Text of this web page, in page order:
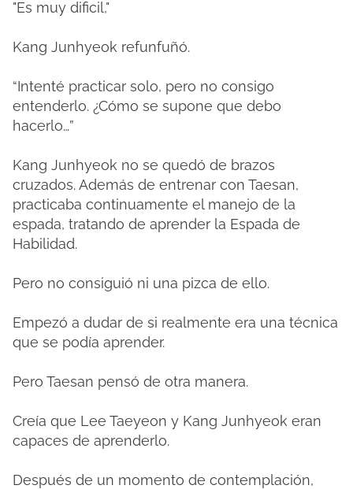
"Es muy dificil,"
Kang Junhyeok refunfuñó.
“Intenté practicar solo, pero no consigo
entenderlo. ¿Cómo se supone que debo
hacerlo…”
Kang Junhyeok no se quedó de brazos
cruzados. Además de entrenar con Taesan,
practicaba continuamente el manejo de la
espada, tratando de aprender la Espada de
Habilidad.
Pero no consiguió ni una pizca de ello.
Empezó a dudar de si realmente era una técnica
que se podía aprender.
Pero Taesan pensó de otra manera.
Creía que Lee Taeyeon y Kang Junhyeok eran
capaces de aprenderlo.
Después de un momento de contemplación,